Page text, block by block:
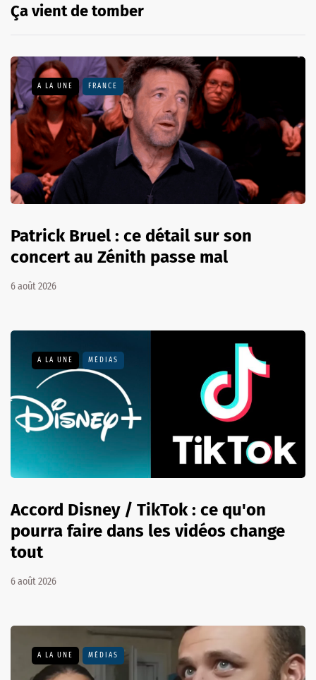
Ça vient de tomber
A LA UNE FRANCE
Patrick Bruel : ce détail sur son
concert au Zénith passe mal
6 août 2026
A LA UNE MÉDIAS
Accord Disney / TikTok : ce qu'on
pourra faire dans les vidéos change
tout
6 août 2026
A LA UNE MÉDIAS